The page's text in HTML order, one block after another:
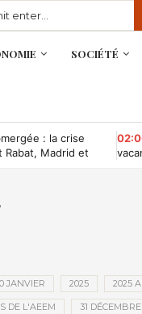
SOCIÉTÉ
: la crise
Rabat, Madrid et
JANVIER 2025 2025
DE L'AEEM 31 DÉCEMBRE